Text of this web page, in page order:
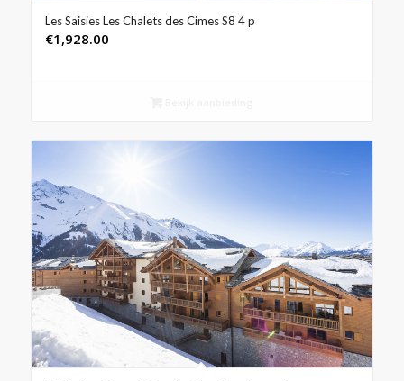
Les Saisies Les Chalets des Cimes S8 4 p
€1,928.00